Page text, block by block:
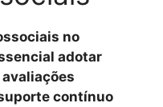
no
adotar
contínuo